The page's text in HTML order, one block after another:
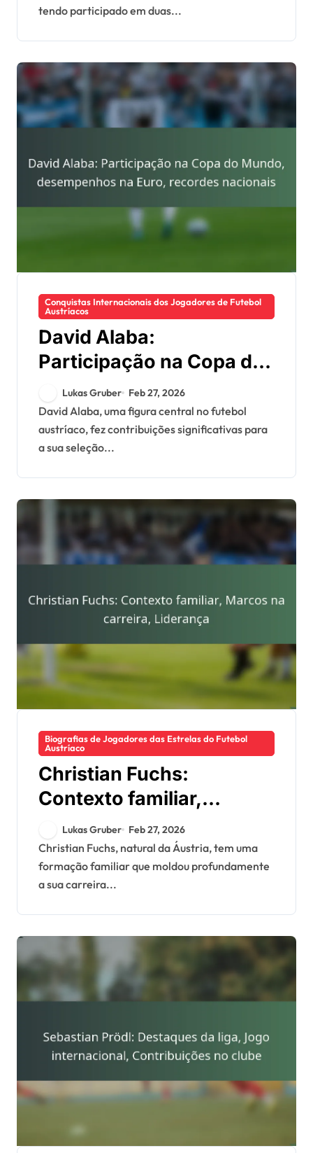
tendo participado em duas...
Conquistas Internacionais dos Jogadores de Futebol
Austríacos
David Alaba:
Participação na Copa do
Mundo, desempenhos na
Euro, recordes nacionais
Lukas Gruber Feb 27, 2026
David Alaba, uma figura central no futebol
austríaco, fez contribuições significativas para
a sua seleção...
Biografias de Jogadores das Estrelas do Futebol
Austríaco
Christian Fuchs:
Contexto familiar,
Marcos na carreira,
Liderança
Lukas Gruber Feb 27, 2026
Christian Fuchs, natural da Áustria, tem uma
formação familiar que moldou profundamente
a sua carreira...